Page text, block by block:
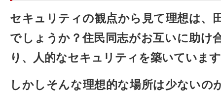
セキュリティの観点から見て理想は、
でしょうか？住民同志がお互いに助け
り、人的なセキュリティを築いていま
しかしそんな理想的な場所は少ないの